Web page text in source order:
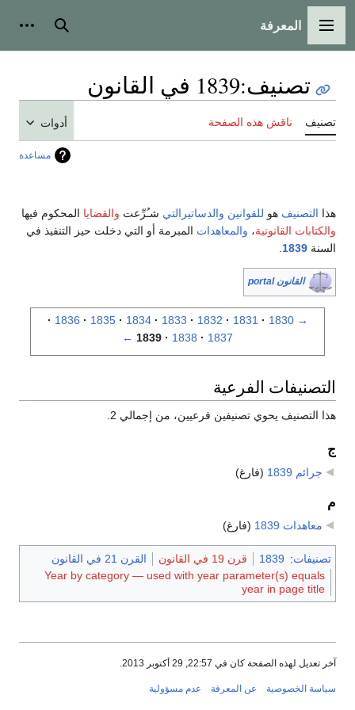
القائمة الرئيسية
المعرفة بحث
تصنيف:1839 في القانون
تصنيف ناقش هذه الصفحة أدوات
مساعدة
هذا التصنيف هو للقوانين والدساتيرالتي شـُرِّعت والقضايا المحكوم فيها
والكتابات القانونية، والمعاهدات المبرمة أو التي دخلت حيز التنفيذ في
السنة 1839
القانون portal
→
1830
1831
1832
1833
1834
1835
1836
1837
1838
1839
←
التصنيفات الفرعية
هذا التصنيف يحوي تصنيفين فرعيين، من إجمالي 2.
ج
جرائم 1839 (فارغ)
م
معاهدات 1839 (فارغ)
تصنيفات:
1839 قرن 19 في القانون
القرن 21 في القانون
Year by category — used with year parameter(s) equals
year in page title
آخر تعديل لهذه الصفحة كان في 22:57, 29 أكتوبر 2013.
سياسة الخصوصية عن المعرفة عدم مسؤولية